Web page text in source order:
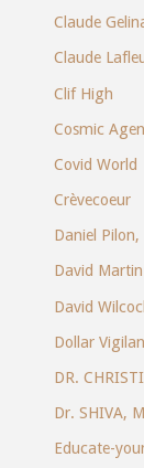
Claude
Claude
Clif High
Cosmic
Covid World
Crèvecoeur
Daniel Pilon,
David Martin
David
Dollar
DR.
Dr. SHIVA,
Educate-